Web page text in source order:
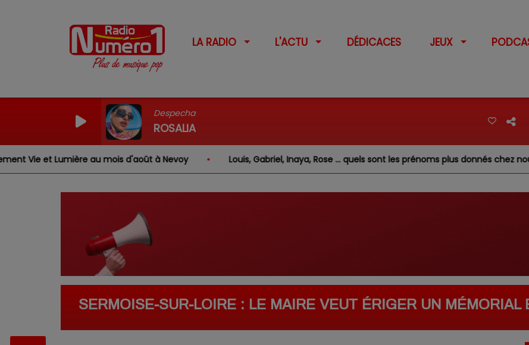
LA RADIO L'ACTU DÉDICACES JEUX
Despecha
ROSALIA
au mois d'août à Nevoy Louis, Gabriel, Inaya, Rose … quels sont les prénoms plus donnés chez nous ?
SERMOISE-SUR-LOIRE : LE MAIRE VEUT ÉRIGER UN MÉMORIAL